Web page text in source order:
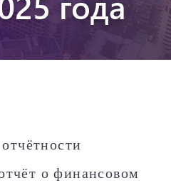
о финансовом